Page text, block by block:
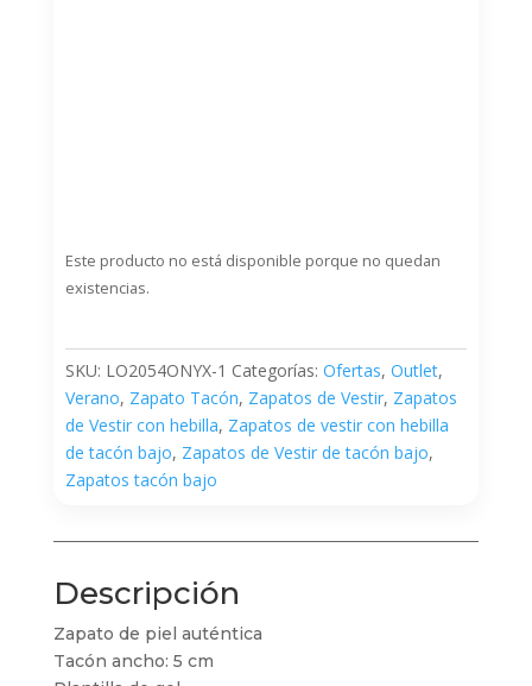
Este producto no está disponible porque no quedan
existencias.
SKU: LO2054ONYX-1 Categorías: Ofertas, Outlet,
Verano, Zapato Tacón, Zapatos de Vestir, Zapatos
de Vestir con hebilla, Zapatos de vestir con hebilla
de tacón bajo, Zapatos de Vestir de tacón bajo,
Zapatos tacón bajo
Descripción
Zapato de piel auténtica
Tacón ancho: 5 cm